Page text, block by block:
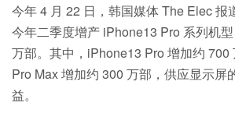
今年 4 月 22 日，韩国媒体 The Elec 报
今年二季度增产 iPhone13 Pro 系列机
万部。其中，iPhone13 Pro 增加约 700
Pro Max 增加约 300 万部，供应显示屏
益。